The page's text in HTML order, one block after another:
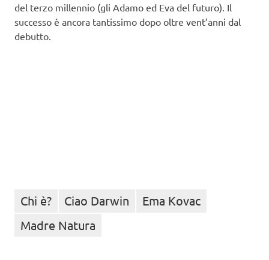
del terzo millennio (gli Adamo ed Eva del futuro). Il
successo è ancora tantissimo dopo oltre vent’anni dal
debutto.
Chi è? Ciao Darwin
Ema Kovac
Madre Natura